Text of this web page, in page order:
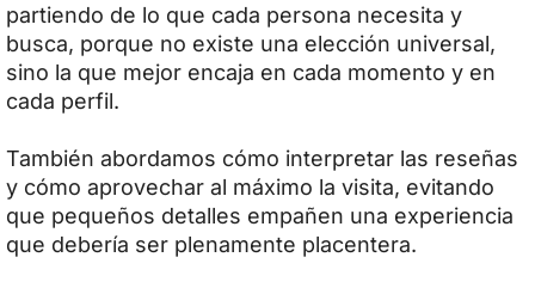
partiendo de lo que cada persona necesita y
busca, porque no existe una elección universal,
sino la que mejor encaja en cada momento y en
cada perfil.
También abordamos cómo interpretar las reseñas
y cómo aprovechar al máximo la visita, evitando
que pequeños detalles empañen una experiencia
que debería ser plenamente placentera.